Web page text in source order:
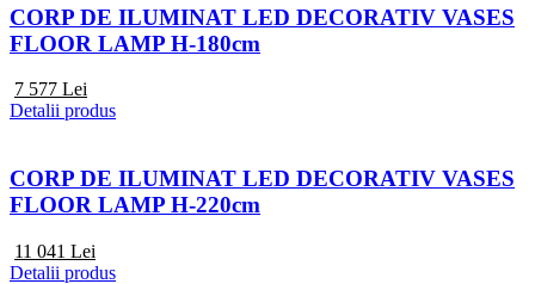
CORP DE ILUMINAT LED DECORATIV VASES
FLOOR LAMP H-180cm
7 577 Lei
Detalii produs
CORP DE ILUMINAT LED DECORATIV VASES
FLOOR LAMP H-220cm
11 041 Lei
Detalii produs